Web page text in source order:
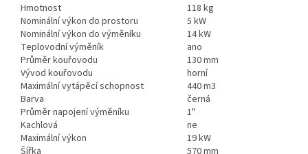
Hmotnost
118 kg
Nominální výkon do prostoru
5 kW
Nominální výkon do výměníku
14 kW
Teplovodní výměník
ano
Průměr kouřovodu
130 mm
Vývod kouřovodu
horní
Maximální vytápěcí schopnost
440 m3
Barva
černá
Průměr napojení výměníku
1"
Kachlová
ne
Maximální výkon
19 kW
Šířka
570 mm